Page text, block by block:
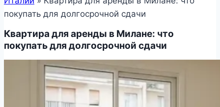
покупать для долгосрочной сдачи
Квартира для аренды в Милане: что
покупать для долгосрочной сдачи